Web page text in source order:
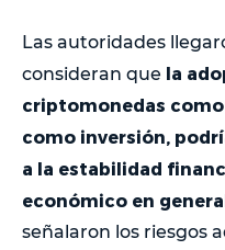
Las autoridades
consideran que la
criptomonedas
como inversión,
a la estabilidad
económico en
señalaron los riesgos